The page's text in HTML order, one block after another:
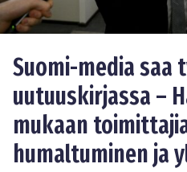
Suomi-media saa
uutuuskirjassa –
mukaan
humaltuminen ja